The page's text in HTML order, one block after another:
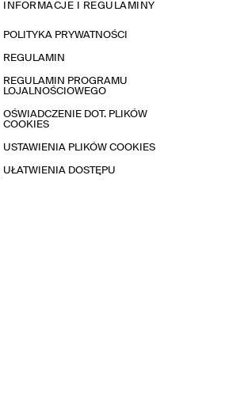
INFORMACJE I REGULAMINY
POLITYKA PRYWATNOŚCI
REGULAMIN
REGULAMIN PROGRAMU
LOJALNOŚCIOWEGO
OŚWIADCZENIE DOT. PLIKÓW
COOKIES
USTAWIENIA PLIKÓW COOKIES
UŁATWIENIA DOSTĘPU